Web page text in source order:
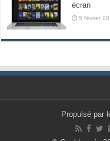
écran
5 février
Propulsé par